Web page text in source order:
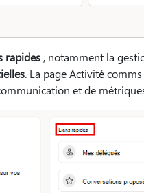
rapides , notamment la
. La page Activité
et de